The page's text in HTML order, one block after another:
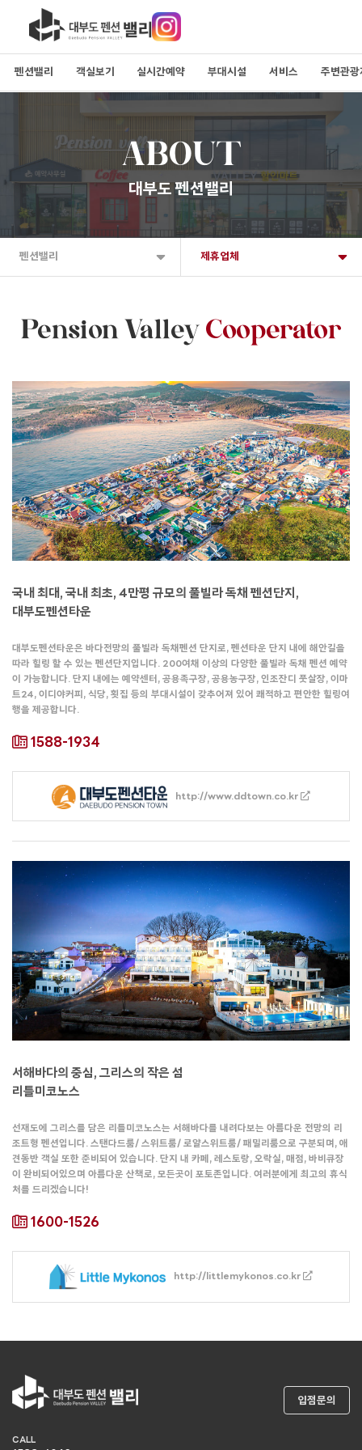
펜션밸리 객실보기 실시간예약 부대시설 서비스 주변관광
ABOUT
대부도 펜션밸리
펜션밸리 제휴업체
Pension ValleyCooperator
국내 최대, 국내 최초, 4만평 규모의 풀빌라 독채 펜션단지,
대부도펜션타운
대부도펜션타운은 바다전망의 풀빌라 독채펜션 단지로, 펜션타운 단지 내에 해안길을
따라 힐링 할 수 있는 펜션단지입니다. 200여채 이상의 다양한 풀빌라 독채 펜션 예약
이 가능합니다. 단지 내에는 예약센터, 공용족구장, 공용농구장, 인조잔디 풋살장, 이마
트24, 이디야커피, 식당, 횟집 등의 부대시설이 갖추어져 있어 쾌적하고 편안한 힐링여
행을 제공합니다.
1588-1934
http://www.ddtown.co.kr
서해바다의 중심, 그리스의 작은 섬
리틀미코노스
선재도에 그리스를 담은 리틀미코노스는 서해바다를 내려다보는 아름다운 전망의 리
조트형 펜션입니다. 스탠다드룸/ 스위트룸/ 로얄스위트룸/ 패밀리룸으로 구분되며, 애
견동반 객실 또한 준비되어 있습니다. 단지 내 카페, 레스토랑, 오락실, 매점, 바비큐장
이 완비되어있으며 아름다운 산책로, 모든곳이 포토존입니다. 여러분에게 최고의 휴식
처를 드리겠습니다!
1600-1526
http://littlemykonos.co.kr
CALL
입점문의